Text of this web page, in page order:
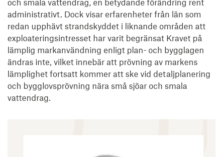
administrativt. Dock visar erfarenheter från län som
redan upphävt strandskyddet i liknande områden att
exploateringsintresset har varit begränsat Kravet på
lämplig markanvändning enligt plan- och bygglagen
ändras inte, vilket innebär att prövning av markens
lämplighet fortsatt kommer att ske vid detaljplanering
och bygglovsprövning nära små sjöar och smala
vattendrag.